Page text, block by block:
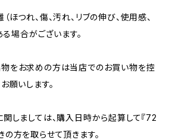
ほつれ、傷、汚れ、リブの伸び、使用感、
場合がございます。
をお求めの方は当店でのお買い物を控
願いします。
しましては、購入日時から起算して『72
方を取らせて頂きます。